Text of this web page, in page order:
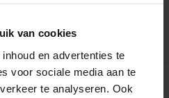
van cookies
en advertenties te
voor sociale media aan te
te analyseren. Ook
merken